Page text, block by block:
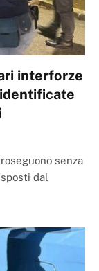
interforze
senza
dal